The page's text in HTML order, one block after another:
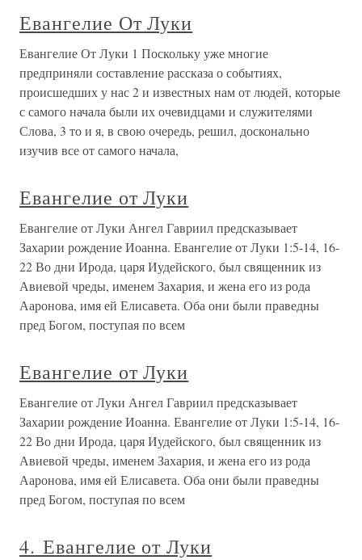
Евангелие От Луки
Евангелие От Луки 1 Поскольку уже многие
предприняли составление рассказа о событиях,
происшедших у нас 2 и известных нам от людей, которые
с самого начала были их очевидцами и служителями
Слова, 3 то и я, в свою очередь, решил, досконально
изучив все от самого начала,
Евангелие от Луки
Евангелие от Луки Ангел Гавриил предсказывает
Захарии рождение Иоанна. Евангелие от Луки 1:5-14, 16-
22 Во дни Ирода, царя Иудейского, был священник из
Авиевой чреды, именем Захария, и жена его из рода
Ааронова, имя ей Елисавета. Оба они были праведны
пред Богом, поступая по всем
Евангелие от Луки
Евангелие от Луки Ангел Гавриил предсказывает
Захарии рождение Иоанна. Евангелие от Луки 1:5-14, 16-
22 Во дни Ирода, царя Иудейского, был священник из
Авиевой чреды, именем Захария, и жена его из рода
Ааронова, имя ей Елисавета. Оба они были праведны
пред Богом, поступая по всем
4. Евангелие от Луки